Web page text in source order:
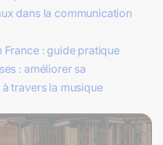
dans la communication
: guide pratique
: améliorer sa
travers la musique